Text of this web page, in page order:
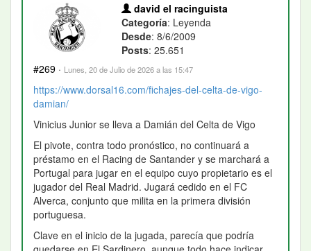
david el racinguista
Categoría: Leyenda
Desde: 8/6/2009
Posts: 25.651
#269 · Lunes, 20 de Julio de 2026 a las 15:47
https://www.dorsal16.com/fichajes-del-celta-de-vigo-
damian/
Vinicius Junior se lleva a Damián del Celta de Vigo
El pivote, contra todo pronóstico, no continuará a
préstamo en el Racing de Santander y se marchará a
Portugal para jugar en el equipo cuyo propietario es el
jugador del Real Madrid. Jugará cedido en el FC
Alverca, conjunto que milita en la primera división
portuguesa.
Clave en el inicio de la jugada, parecía que podría